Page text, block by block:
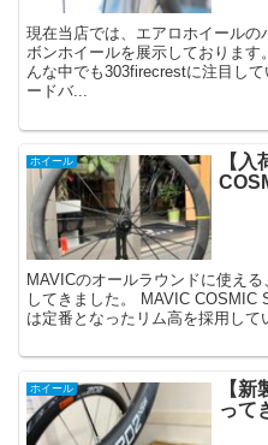
現在当店では、エアロホイール
ボンホイールを展示しておりま
んな中でも303firecrestに注目し
ードバ...
ホイール
【
MAVICのオールラウンドに使え
してきました。 MAVIC COSMIC
は定番となったリム高を採用して
ホイール
【
って